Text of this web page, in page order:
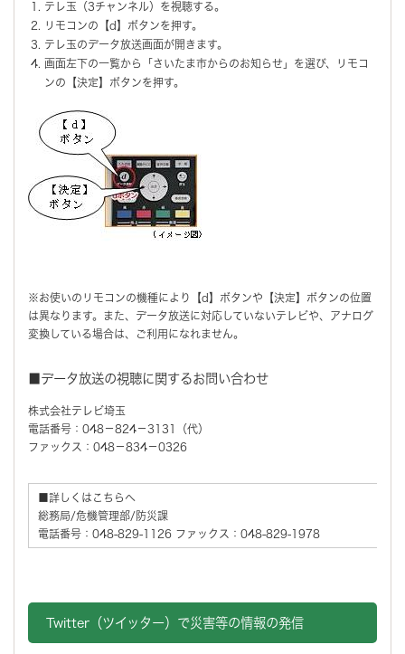
テレ玉（3チャンネル）を視聴する。
リモコンの【d】ボタンを押す。
テレ玉のデータ放送画面が開きます。
画面左下の一覧から「さいたま市からのお知らせ」を選び、リモコ
ンの【決定】ボタンを押す。
※お使いのリモコンの機種により【d】ボタンや【決定】ボタンの位置
は異なります。また、データ放送に対応していないテレビや、アナログ
変換している場合は、ご利用になれません。
■データ放送の視聴に関するお問い合わせ
株式会社テレビ埼玉
電話番号：048－824－3131（代）
ファックス：048－834－0326
■詳しくはこちらへ
総務局/危機管理部/防災課
電話番号：048-829-1126 ファックス：048-829-1978
Twitter（ツイッター）で災害等の情報の発信